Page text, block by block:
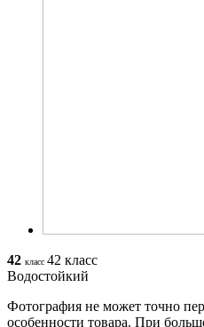
42 класс 42 класс
Водостойкий
Фотография не может точно
особенности товара. При